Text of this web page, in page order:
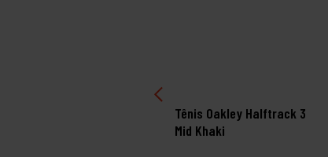
Tênis Oakley Halftrack 3
Mid Khaki